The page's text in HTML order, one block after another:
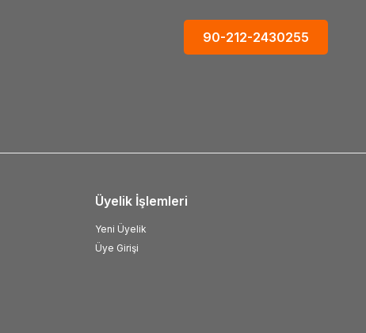
90-212-2430255
Üyelik İşlemleri
Yeni Üyelik
Üye Girişi